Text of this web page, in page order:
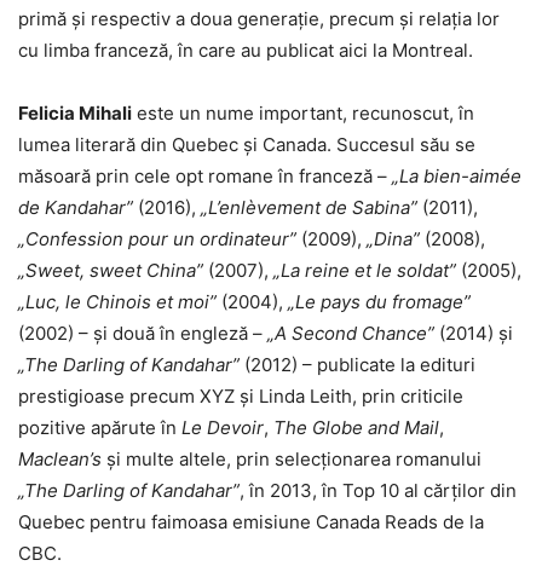
primă și respectiv a doua generație, precum și relația lor
cu limba franceză, în care au publicat aici la Montreal.
Felicia Mihali este un nume important, recunoscut, în
lumea literară din Quebec și Canada. Succesul său se
măsoară prin cele opt romane în franceză – „La bien-aimée
de Kandahar” (2016), „L’enlèvement de Sabina” (2011),
„Confession pour un ordinateur” (2009), „Dina” (2008),
„Sweet, sweet China” (2007), „La reine et le soldat” (2005),
„Luc, le Chinois et moi” (2004), „Le pays du fromage”
(2002) – și două în engleză – „A Second Chance” (2014) și
„The Darling of Kandahar” (2012) – publicate la edituri
prestigioase precum XYZ și Linda Leith, prin criticile
pozitive apărute în Le Devoir, The Globe and Mail,
Maclean’s și multe altele, prin selecționarea romanului
„The Darling of Kandahar”, în 2013, în Top 10 al cărților din
Quebec pentru faimoasa emisiune Canada Reads de la
CBC.